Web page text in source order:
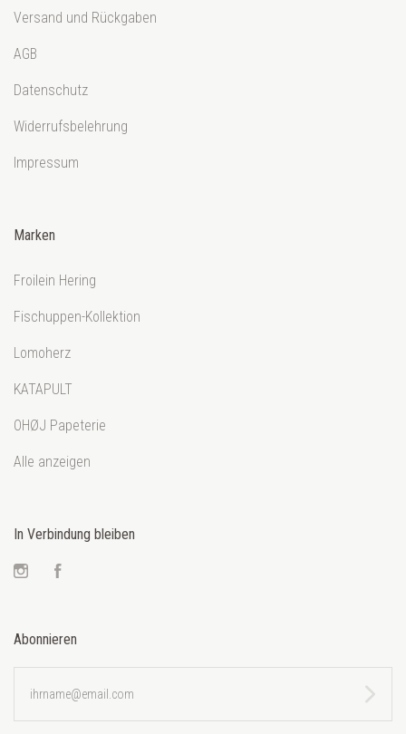
Versand und Rückgaben
AGB
Datenschutz
Widerrufsbelehrung
Impressum
Marken
Froilein Hering
Fischuppen-Kollektion
Lomoherz
KATAPULT
OHØJ Papeterie
Alle anzeigen
In Verbindung bleiben
Instagram
Abonnieren